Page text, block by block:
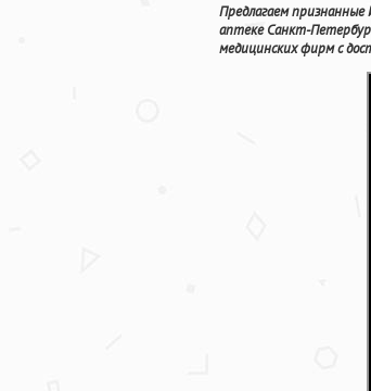
Предлагаем
аптеке Санкт-
медицинских фирм с